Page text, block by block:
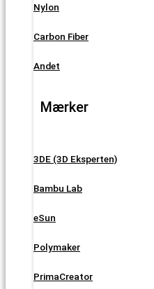
Nylon
Carbon Fiber
Andet
Mærker
3DE (3D Eksperten)
Bambu Lab
eSun
Polymaker
PrimaCreator